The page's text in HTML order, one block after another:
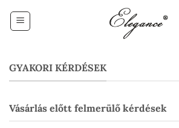
GYAKORI KÉRDÉSEK
Vásárlás előtt felmerülő kérdések